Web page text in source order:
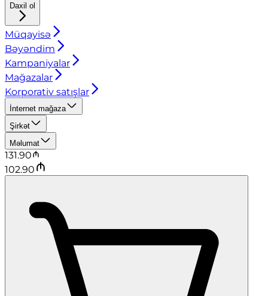
Daxil ol
Müqayisə
Bəyəndim
Kampaniyalar
Mağazalar
Korporativ satışlar
İnternet mağaza
Şirkət
Məlumat
131.90
102.90